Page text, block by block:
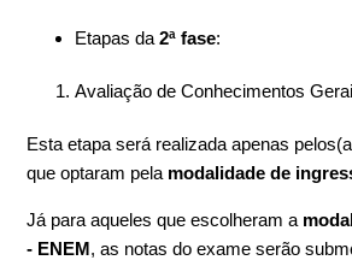
Etapas da2ª fase:
Avaliação de Conhecimentos
Esta etapa será realizada apenas
que optaram pela modalidade de
Já para aqueles que escolheram a
- ENEM, as notas do exame serão